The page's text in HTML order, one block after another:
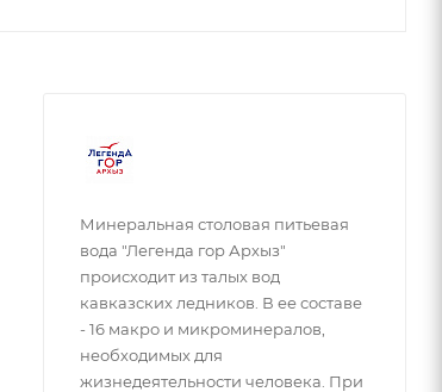
Минеральная столовая питьевая
вода "Легенда гор Архыз"
происходит из талых вод
кавказских ледников. В ее составе
- 16 макро и микроминералов,
необходимых для
жизнедеятельности человека. При